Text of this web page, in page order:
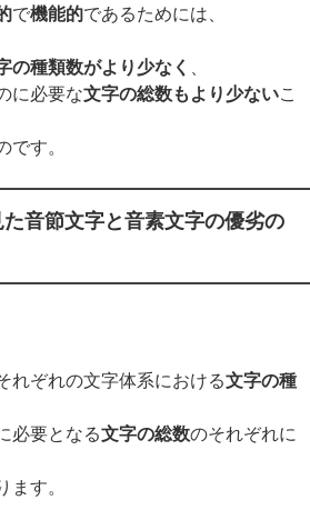
で機能的であるためには、
の種類数がより少なく
に必要な文字の総数もより少ないこ
です。
音節文字と音素文字の優劣の
れぞれの文字体系における文字の種
必要となる文字の総数のそれぞれに
ます。